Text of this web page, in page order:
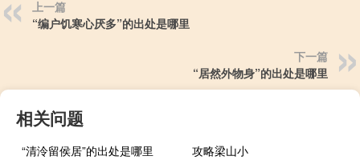
上一篇
“编户饥寒心厌多”的出处是哪里
下一篇
“居然外物身”的出处是哪里
相关问题
“清泠留侯居”的出处是哪里
攻略梁山小